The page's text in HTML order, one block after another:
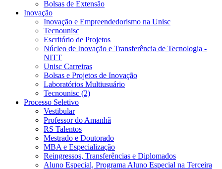
Bolsas de Extensão
Inovação
Inovação e Empreendedorismo na Unisc
Tecnounisc
Escritório de Projetos
Núcleo de Inovação e Transferência de Tecnologia -
NITT
Unisc Carreiras
Bolsas e Projetos de Inovação
Laboratórios Multiusuário
Tecnounisc (2)
Processo Seletivo
Vestibular
Professor do Amanhã
RS Talentos
Mestrado e Doutorado
MBA e Especialização
Reingressos, Transferências e Diplomados
Aluno Especial, Programa Aluno Especial na Terceira